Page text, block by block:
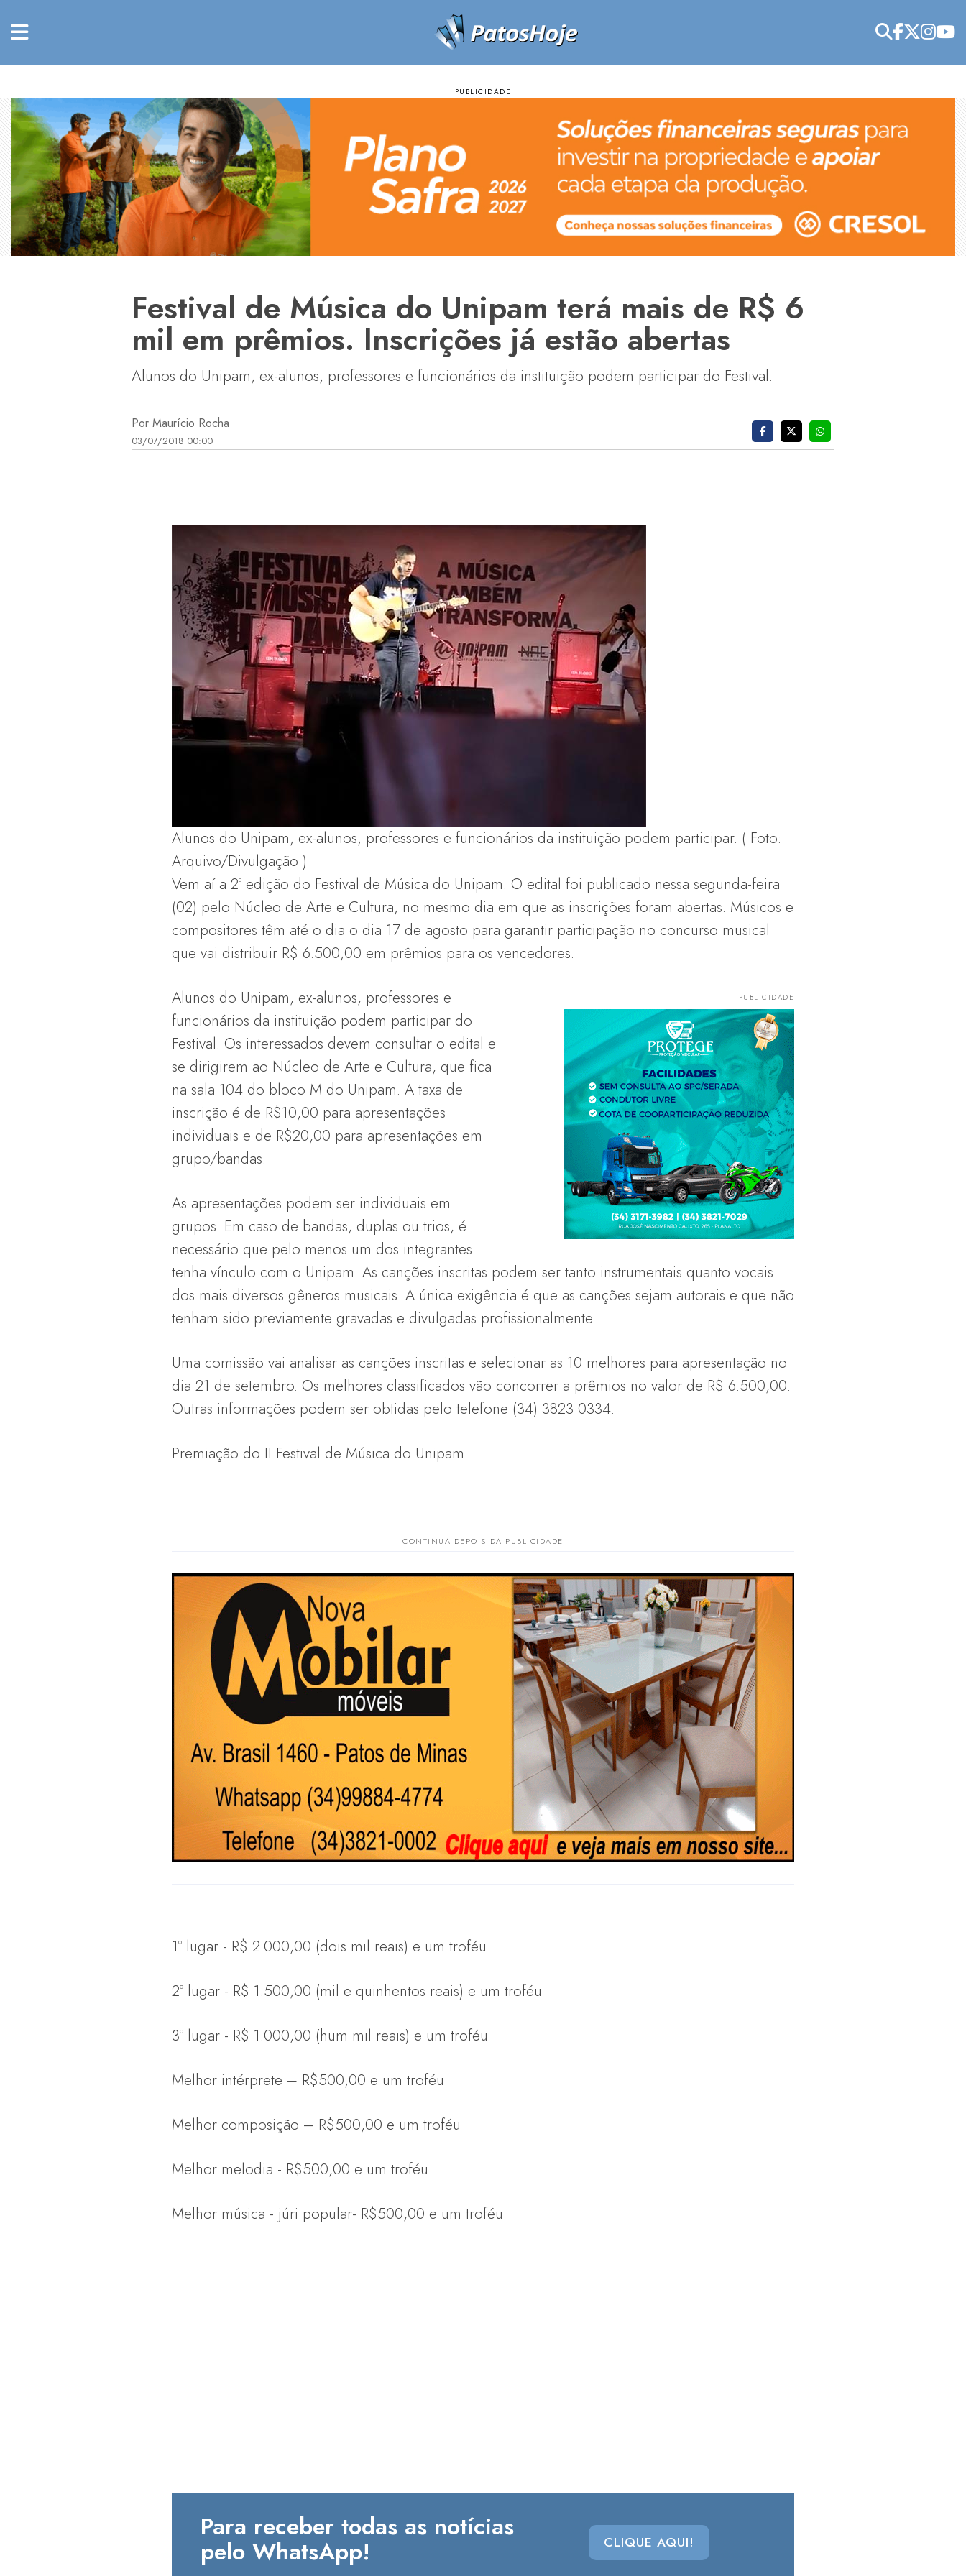
Festival de Música do Unipam terá mais de R$ 6
mil em prêmios. Inscrições já estão abertas
Alunos do Unipam, ex-alunos, professores e funcionários da instituição podem participar do Festival.
Por Maurício Rocha
03/07/2018 00:00
Alunos do Unipam, ex-alunos, professores e funcionários da instituição podem participar. ( Foto:
Arquivo/Divulgação )
Vem aí a 2ª edição do Festival de Música do Unipam. O edital foi publicado nessa segunda-feira
(02) pelo Núcleo de Arte e Cultura, no mesmo dia em que as inscrições foram abertas. Músicos e
compositores têm até o dia o dia 17 de agosto para garantir participação no concurso musical
que vai distribuir R$ 6.500,00 em prêmios para os vencedores.
Alunos do Unipam, ex-alunos, professores e
funcionários da instituição podem participar do
Festival. Os interessados devem consultar o edital e
se dirigirem ao Núcleo de Arte e Cultura, que fica
na sala 104 do bloco M do Unipam. A taxa de
inscrição é de R$10,00 para apresentações
individuais e de R$20,00 para apresentações em
grupo/bandas.
As apresentações podem ser individuais em
grupos. Em caso de bandas, duplas ou trios, é
necessário que pelo menos um dos integrantes
tenha vínculo com o Unipam. As canções inscritas podem ser tanto instrumentais quanto vocais
dos mais diversos gêneros musicais. A única exigência é que as canções sejam autorais e que não
tenham sido previamente gravadas e divulgadas profissionalmente.
Uma comissão vai analisar as canções inscritas e selecionar as 10 melhores para apresentação no
dia 21 de setembro. Os melhores classificados vão concorrer a prêmios no valor de R$ 6.500,00.
Outras informações podem ser obtidas pelo telefone (34) 3823 0334.
Premiação do II Festival de Música do Unipam
1º lugar - R$ 2.000,00 (dois mil reais) e um troféu
2º lugar - R$ 1.500,00 (mil e quinhentos reais) e um troféu
3º lugar - R$ 1.000,00 (hum mil reais) e um troféu
Melhor intérprete – R$500,00 e um troféu
Melhor composição – R$500,00 e um troféu
Melhor melodia - R$500,00 e um troféu
Melhor música - júri popular- R$500,00 e um troféu
Para receber todas as notícias
pelo WhatsApp! CLIQUE AQUI!